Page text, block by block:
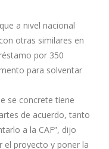
a nivel nacional
otras similares en
por 350
para solventar
se concrete tiene
de acuerdo, tanto
a la CAF”, dijo
el proyecto y poner la